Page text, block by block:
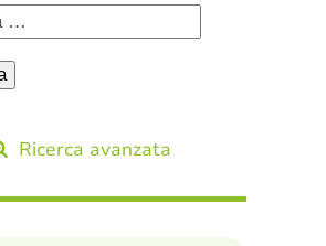
Ricerca avanzata